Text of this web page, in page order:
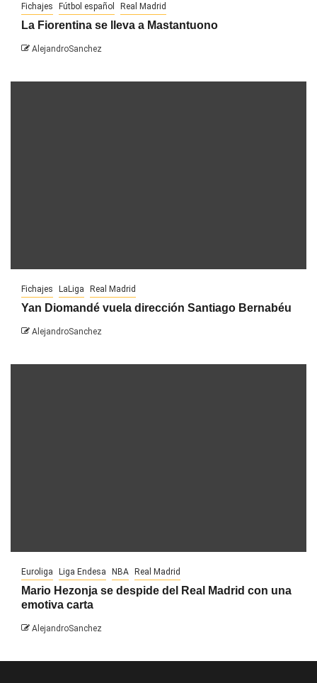
Fichajes Fútbol español Real Madrid
La Fiorentina se lleva a Mastantuono
AlejandroSanchez
Fichajes LaLiga Real Madrid
Yan Diomandé vuela dirección Santiago Bernabéu
AlejandroSanchez
Euroliga Liga Endesa NBA Real Madrid
Mario Hezonja se despide del Real Madrid con una
emotiva carta
AlejandroSanchez